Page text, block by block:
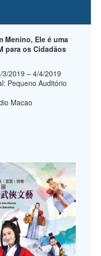
Menino, Ele é uma
para os Cidadãos
2019 – 4/4/2019
Pequeno Auditório
Macao